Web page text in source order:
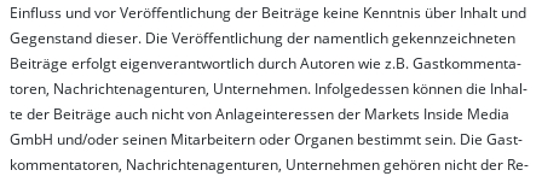
Ein­fluss und vor Ver­öf­fent­lich­ung der Bei­trä­ge kei­ne Ken­nt­nis über In­halt und
Ge­gen­stand die­ser. Die Ver­öf­fent­lich­ung der na­ment­lich ge­kenn­zeich­net­en
Bei­trä­ge er­folgt ei­gen­ver­ant­wort­lich durch Au­tor­en wie z.B. Gast­kom­men­ta­
tor­en, Nach­richt­en­ag­en­tur­en, Un­ter­neh­men. In­fol­ge­des­sen kön­nen die In­hal­
te der Bei­trä­ge auch nicht von An­la­ge­in­te­res­sen der Mar­kets In­side Me­dia
GmbH und/oder sei­nen Mit­ar­bei­tern oder Or­ga­nen be­stim­mt sein. Die Gast­
kom­men­ta­tor­en, Nach­rich­ten­ag­en­tur­en, Un­ter­neh­men ge­hör­en nicht der Re­